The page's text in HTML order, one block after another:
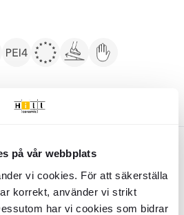
på vår webbplats
vi cookies. För att säkerställa
korrekt, använder vi strikt
har vi cookies som bidrar